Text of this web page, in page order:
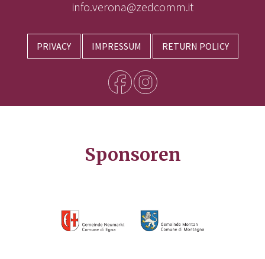
info.verona@zedcomm.it
PRIVACY IMPRESSUM RETURN POLICY
Sponsoren